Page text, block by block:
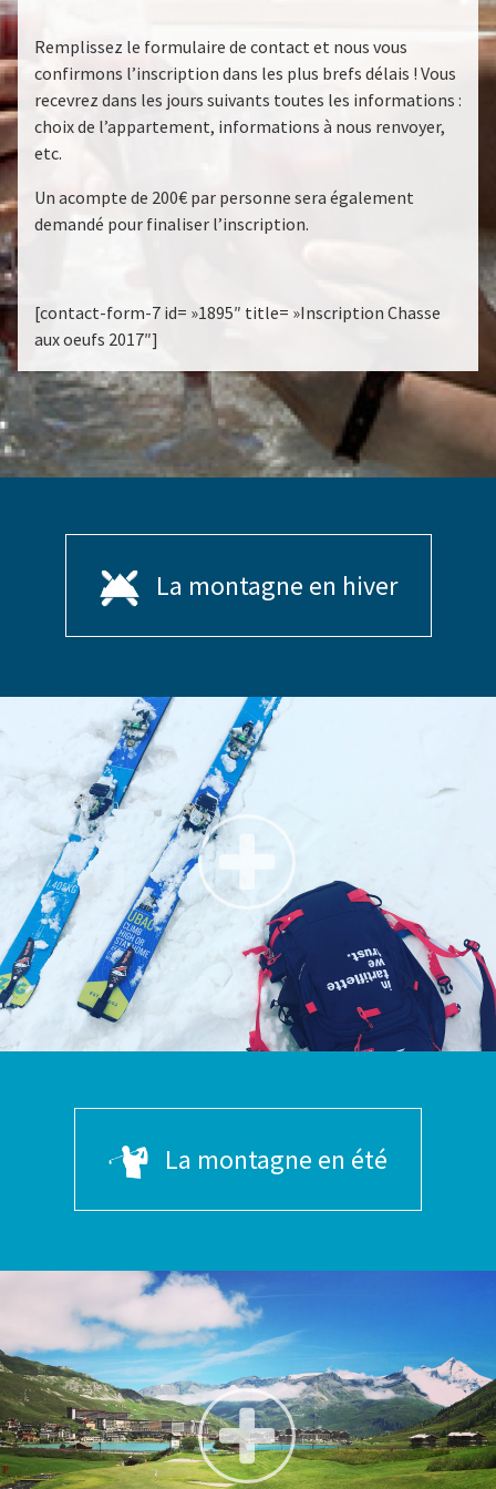
Remplissez le formulaire de contact et nous vous
confirmons l’inscription dans les plus brefs délais ! Vous
recevrez dans les jours suivants toutes les informations :
choix de l’appartement, informations à nous renvoyer,
etc.
Un acompte de 200€ par personne sera également
demandé pour finaliser l’inscription.
[contact-form-7 id= »1895″ title= »Inscription Chasse
aux oeufs 2017″]
La montagne en hiver
La montagne en été